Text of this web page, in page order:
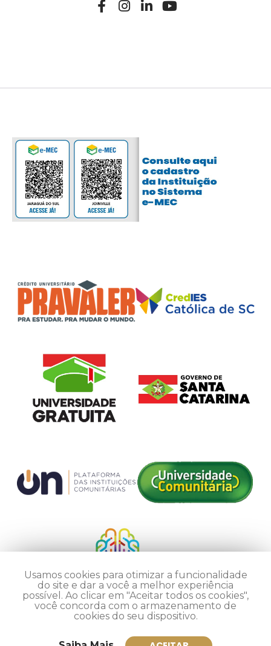
Usamos cookies para otimizar a funcionalidade
do site e dar a você a melhor experiência
possível. Ao clicar em "Aceitar todos os cookies",
você concorda com o armazenamento de
cookies do seu dispositivo.